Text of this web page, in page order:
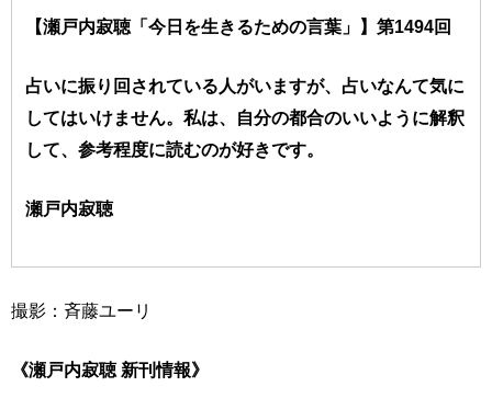
【瀬戸内寂聴「今日を生きるための言葉」】第1494回
占いに振り回されている人がいますが、占いなんて気に
してはいけません。私は、自分の都合のいいように解釈
して、参考程度に読むのが好きです。
瀬戸内寂聴
撮影：斉藤ユーリ
《瀬戸内寂聴 新刊情報》